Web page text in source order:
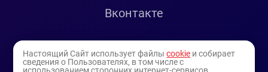
Вконтакте
Настоящий Сайт использует файлыcookie и собирает
сведения о Пользователях, в том числе с